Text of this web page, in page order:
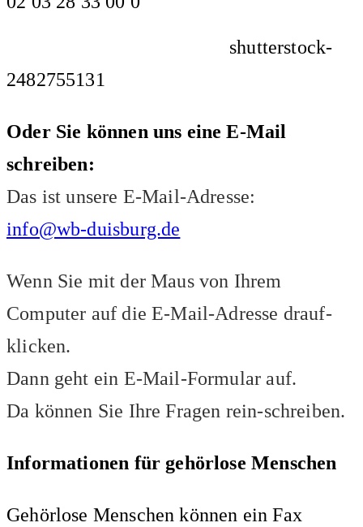
shutterstock-
2482755131
Oder Sie können uns eine E-Mail
schreiben:
Das ist unsere E-Mail-Adresse:
info@wb-duisburg.de
Wenn Sie mit der Maus von Ihrem
Computer auf die E-Mail-Adresse drauf-
klicken.
Dann geht ein E-Mail-Formular auf.
Da können Sie Ihre Fragen rein-schreiben.
Informationen für gehörlose Menschen
Gehörlose Menschen können ein Fax